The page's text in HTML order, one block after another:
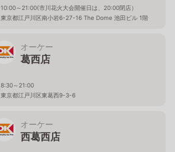
10:00～21:00(市川花火大会開催日は、20:00閉店）
東京都江戸川区南小岩6-27-16 The Dome 池田ビル 1階
オーケー
葛西店
8:30～21:00
東京都江戸川区東葛西9-3-6
オーケー
西葛西店